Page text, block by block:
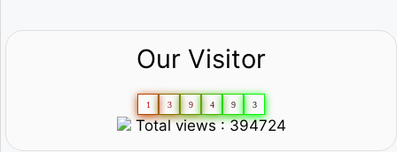
Our Visitor
1 3 9 4 9 3
Total views : 394724